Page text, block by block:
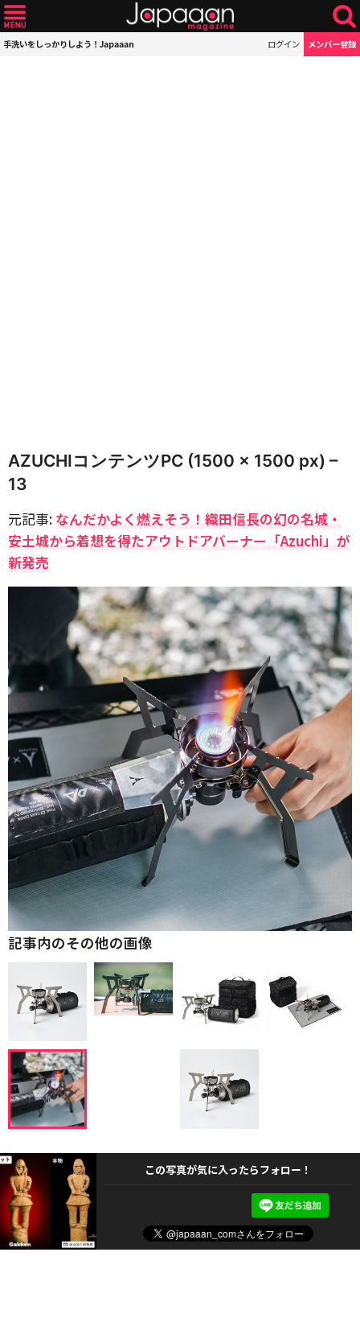
手洗いをしっかりしよう！Japaaan ログイン メンバー登録
AZUCHIコンテンツPC (1500 x 1500 px) –
13
元記事: なんだかよく燃えそう！織田信長の幻の名城・
安土城から着想を得たアウトドアバーナー「Azuchi」が
新発売
記事内のその他の画像
この写真が気に入ったらフォロー！